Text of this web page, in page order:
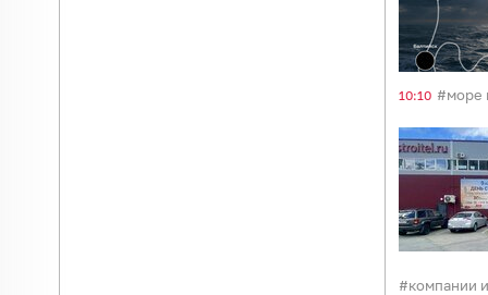
10:10 море
компании